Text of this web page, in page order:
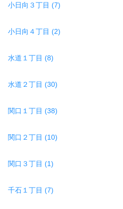
小日向３丁目 (7)
小日向４丁目 (2)
水道１丁目 (8)
水道２丁目 (30)
関口１丁目 (38)
関口２丁目 (10)
関口３丁目 (1)
千石１丁目 (7)